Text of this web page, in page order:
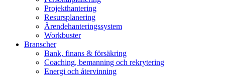
Projekthantering
Resursplanering
Ärendehanteringssystem
Workbuster
Branscher
Bank, finans & försäkring
Coaching, bemanning och rekrytering
Energi och återvinning